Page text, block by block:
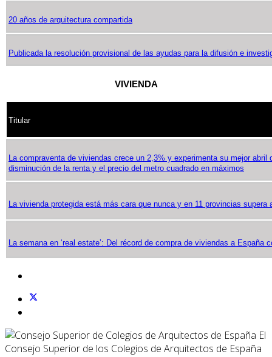
20 años de arquitectura compartida
Publicada la resolución provisional de las ayudas para la difusión e
VIVIENDA
Titular
La compraventa de viviendas crece un 2,3% y experimenta su mejor abril
disminución de la renta y el precio del metro cuadrado en máximos
La vivienda protegida está más cara que nunca y en 11 provincias supera
La semana en ‘real estate’: Del récord de compra de viviendas a España
El
Consejo Superior de los Colegios de Arquitectos de España